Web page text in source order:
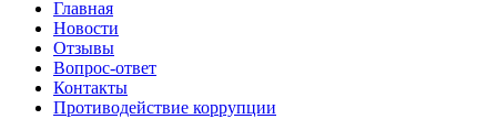
записям
Главная
Новости
Отзывы
Вопрос-ответ
Контакты
Противодействие коррупции